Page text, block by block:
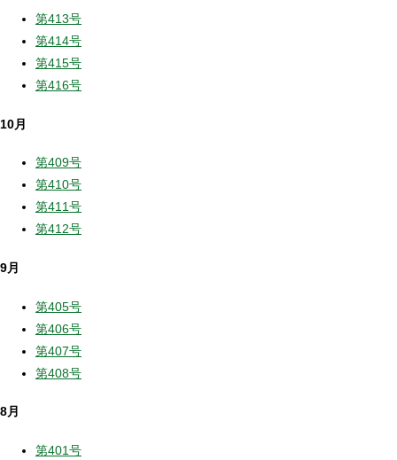
第413号
第414号
第415号
第416号
10月
第409号
第410号
第411号
第412号
9月
第405号
第406号
第407号
第408号
8月
第401号